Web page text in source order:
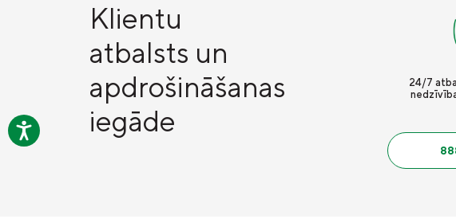
Klientu
atbalsts un
apdrošināšanas
iegāde
24/7